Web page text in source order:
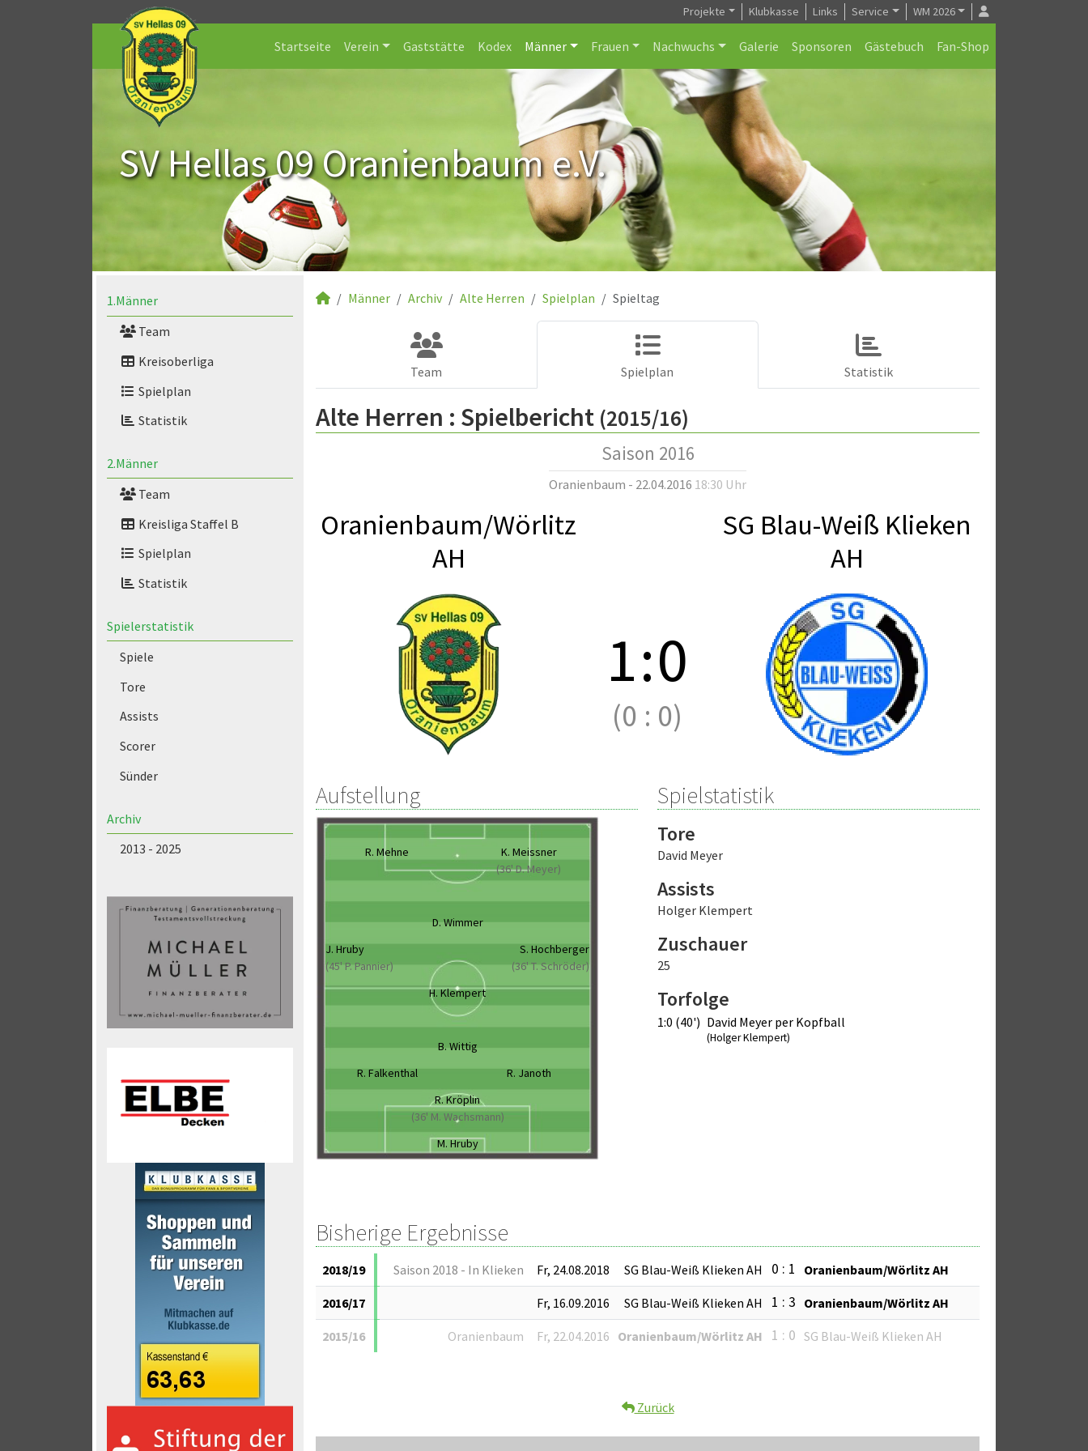
Projekte Klubkasse Links Service WM 2026
Startseite Verein Gaststätte Kodex Männer Frauen Nachwuchs Galerie Sponsoren Gästebuch Fan-Shop
SV Hellas 09 Oranienbaum e.V.
1.Männer
Team
Kreisoberliga
Spielplan
Statistik
2.Männer
Team
Kreisliga Staffel B
Spielplan
Statistik
Spielerstatistik
Spiele
Tore
Assists
Scorer
Sünder
Archiv
2013 - 2025
Männer Archiv Alte Herren Spielplan Spieltag
Team Spielplan Statistik
Alte Herren : Spielbericht (2015/16)
Saison 2016
Oranienbaum - 22.04.2016 18:30 Uhr
Oranienbaum/Wörlitz
AH
SG Blau-Weiß Klieken
AH
1:0
(0 : 0)
Aufstellung
R. Mehne
K. Meissner
(36' D. Meyer)
D. Wimmer
J. Hruby
(45' P. Pannier)
S. Hochberger
(36' T. Schröder)
H. Klempert
B. Wittig
R. Falkenthal
R. Janoth
R. Kröplin
(36' M. Wachsmann)
M. Hruby
Spielstatistik
Tore
David Meyer
Assists
Holger Klempert
Zuschauer
25
Torfolge
1:0 (40') David Meyer per Kopfball
(Holger Klempert)
Bisherige Ergebnisse
2018/19 Saison 2018 - In Klieken Fr, 24.08.2018 SG Blau-Weiß Klieken AH 0 : 1 Oranienbaum/Wörlitz AH
2016/17 Fr, 16.09.2016 SG Blau-Weiß Klieken AH 1 : 3 Oranienbaum/Wörlitz AH
2015/16 Oranienbaum Fr, 22.04.2016 Oranienbaum/Wörlitz AH 1 : 0 SG Blau-Weiß Klieken AH
Zurück